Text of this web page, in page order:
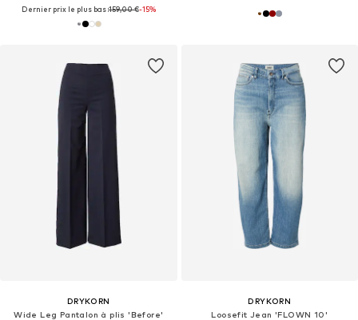
Dernier prix le plus bas :159,00 €-15%
DRYKORN
Wide Leg Pantalon à plis 'Before'
DRYKORN
Loosefit Jean 'FLOWN 10'